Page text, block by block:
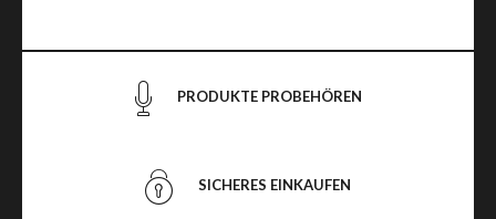
PRODUKTE PROBEHÖREN
SICHERES EINKAUFEN